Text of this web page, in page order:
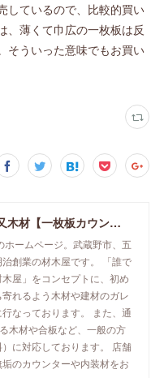
しているので、比較的買い
、薄くて巾広の一枚板は反
そういった意味でもお買い
東京・吉祥寺の勝又木材【一枚板カウンター】
ホームページ。武蔵野市、五
創業の材木屋です。 「誰で
屋」をコンセプトに、初め
れるよう木材や建材のガレ
なっております。 また、通
木材や合板など、一般の方
に対応しております。 店舗
のカウンターや内装材をお